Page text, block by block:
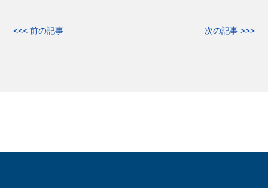
<<< 前の記事 次の記事 >>>